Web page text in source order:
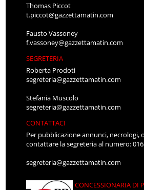
Thomas Piccot
t.piccot@gazzettamatin.com
Fausto Vassoney
f.vassoney@gazzettamatin.com
SEGRETERIA
Roberta Prodoti
segreteria@gazzettamatin.com
Stefania Muscolo
segreteria@gazzettamatin.com
CONTATTACI
Per pubblicazione annunci, necrologi,
contattare la segreteria al numero:
segreteria@gazzettamatin.com
CONCESSIONARIA DI